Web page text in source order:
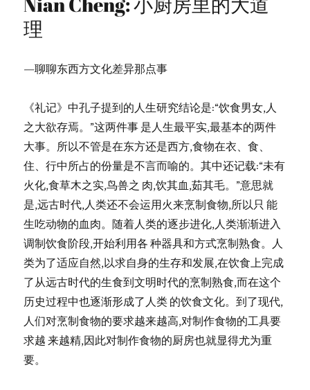
理
—聊聊东西方文化差异那点事
《礼记》中孔子提到的人生研究结论是:“饮食男女,人
之大欲存焉。”这两件事 是人生最平实,最基本的两件
大事。所以不管是在东方还是西方,食物在衣、食、
住、行中所占的份量是不言而喻的。其中还记载:“未有
火化,食草木之实,鸟兽之 肉,饮其血,茹其毛。”意思就
是,远古时代,人类还不会运用火来烹制食物,所以只 能
生吃动物的血肉。随着人类的逐步进化,人类渐渐进入
调制饮食阶段,开始利用各 种器具和方式烹制熟食。人
类为了适应自然,以求自身的生存和发展,在饮食上完成
了从远古时代的生食到文明时代的烹制熟食,而在这个
历史过程中也逐渐形成了人类 的饮食文化。到了现代,
人们对烹制食物的要求越来越高,对制作食物的工具要
求越 来越精,因此对制作食物的厨房也就显得尤为重
要。